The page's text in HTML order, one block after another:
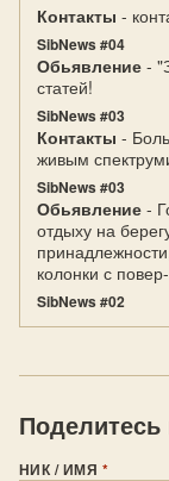
Контакты -
SibNews #04
Обьявление -
статей!
SibNews #03
Контакты -
живым
SibNews #03
Обьявление -
отдыху на
колонки с
SibNews #02
НИК / ИМЯ *